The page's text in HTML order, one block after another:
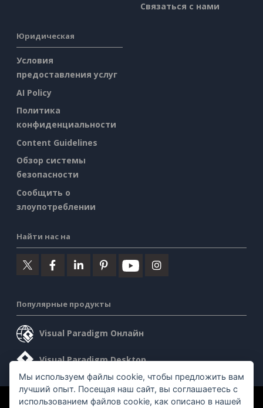
Связаться с нами
Юридическая
Условия
предоставления услуг
AI Policy
Политика
конфиденциальности
Content Guidelines
Обзор системы
безопасности
Сообщить о
злоупотреблении
Найти нас на
Популярные продукты
Visual Paradigm Онлайн
Visual Paradigm Desktop
©2026 by Visual Paradigm. Все права защищены.
Мы используем файлы cookie, чтобы предложить вам
лучший опыт. Посещая наш сайт, вы соглашаетесь с
использованием файлов cookie, как описано в нашей